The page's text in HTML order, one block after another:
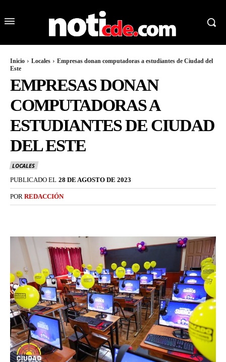
Inicio Locales
Empresas donan computadoras a estudiantes de Ciudad del
Este
EMPRESAS DONAN
COMPUTADORAS A
ESTUDIANTES DE CIUDAD
DEL ESTE
LOCALES
PUBLICADO EL 28 DE AGOSTO DE 2023
POR REDACCIÓN